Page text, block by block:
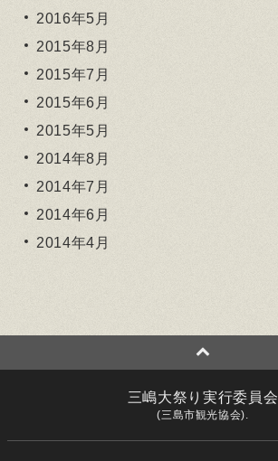
2016年5月
2015年8月
2015年7月
2015年6月
2015年5月
2014年8月
2014年7月
2014年6月
2014年4月
三嶋大祭り実行委員会
(三島市観光協会).